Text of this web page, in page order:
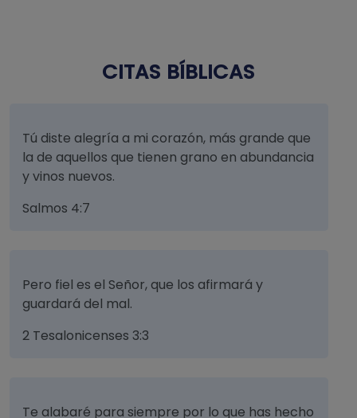
CITAS BÍBLICAS
Tú diste alegría a mi corazón, más grande que
la de aquellos que tienen grano en abundancia
y vinos nuevos.
Salmos 4:7
Pero fiel es el Señor, que los afirmará y
guardará del mal.
2 Tesalonicenses 3:3
Te alabaré para siempre por lo que has hecho